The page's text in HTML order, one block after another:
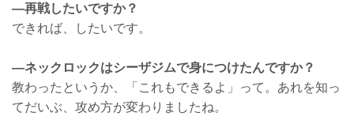
―再戦したいですか？
できれば、したいです。
―ネックロックはシーザジムで身につけたんですか？
教わったというか、「これもできるよ」って。あれを知っ
てだいぶ、攻め方が変わりましたね。